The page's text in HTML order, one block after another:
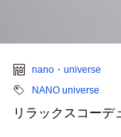
nano・universe
NANO universe
リラックスコーデ